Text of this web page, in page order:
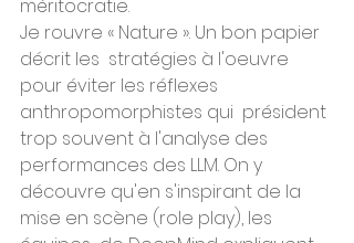
méritocratie.
Je rouvre « Nature ». Un bon papier
décrit les  stratégies à l'oeuvre
pour éviter les réflexes
anthropomorphistes qui  président
trop souvent à l'analyse des
performances des LLM. On y
découvre qu'en s'inspirant de la
mise en scène (role play), les